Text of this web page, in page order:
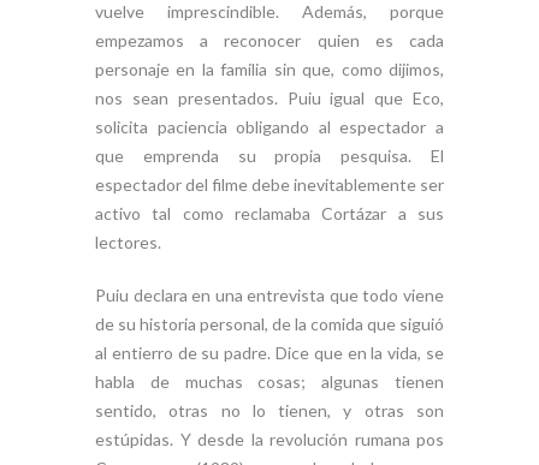
vuelve imprescindible. Además, porque
empezamos a reconocer quien es cada
personaje en la familia sin que, como dijimos,
nos sean presentados. Puiu igual que Eco,
solicita paciencia obligando al espectador a
que emprenda su propia pesquisa. El
espectador del filme debe inevitablemente ser
activo tal como reclamaba Cortázar a sus
lectores.
Puiu declara en una entrevista que todo viene
de su historia personal, de la comida que siguió
al entierro de su padre. Dice que en la vida, se
habla de muchas cosas; algunas tienen
sentido, otras no lo tienen, y otras son
estúpidas. Y desde la revolución rumana pos